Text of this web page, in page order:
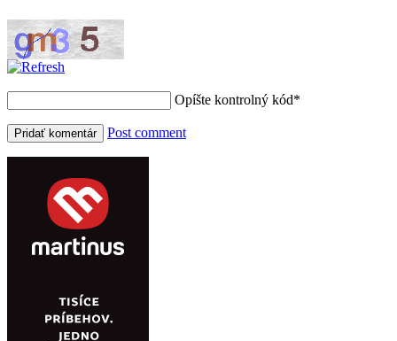
Opíšte kontrolný kód*
Post comment